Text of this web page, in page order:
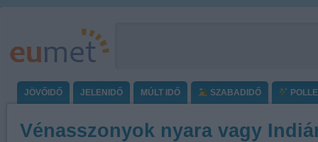
JÖVŐIDŐ JELENIDŐ MÚLT IDŐ SZABADIDŐ
Vénasszonyok nyara vagy